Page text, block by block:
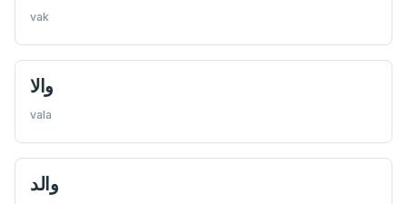
vak
والا
vala
والد